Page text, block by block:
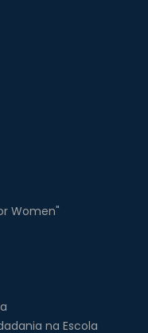
Women"
na Escola